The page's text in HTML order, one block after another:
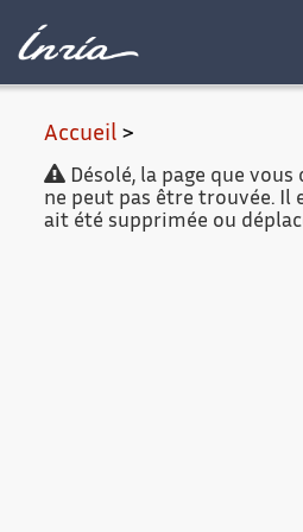
Accueil >
Désolé, la page que
ne peut pas être trouvée. Il
ait été supprimée ou